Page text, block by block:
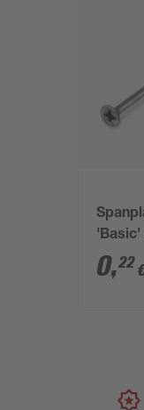
'Basic'
A2 PZ
0,22